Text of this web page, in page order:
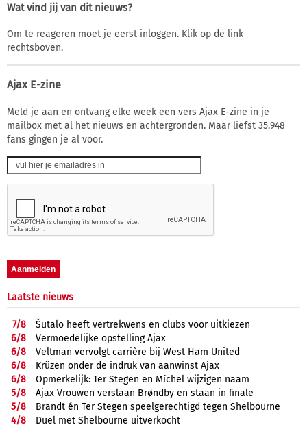
Wat vind jij van dit nieuws?
Om te reageren moet je eerst inloggen. Klik op de link
rechtsboven.
Ajax E-zine
Meld je aan en ontvang elke week een vers Ajax E-zine in je
mailbox met al het nieuws en achtergronden. Maar liefst 35.948
fans gingen je al voor.
Laatste nieuws
7/8
Šutalo heeft vertrekwens en clubs voor uitkiezen
6/8
Vermoedelijke opstelling Ajax
6/8
Veltman vervolgt carrière bij West Ham United
6/8
Krüzen onder de indruk van aanwinst Ajax
6/8
Opmerkelijk: Ter Stegen en Míchel wijzigen naam
5/8
Ajax Vrouwen verslaan Brøndby en staan in finale
5/8
Brandt én Ter Stegen speelgerechtigd tegen Shelbourne
4/8
Duel met Shelbourne uitverkocht